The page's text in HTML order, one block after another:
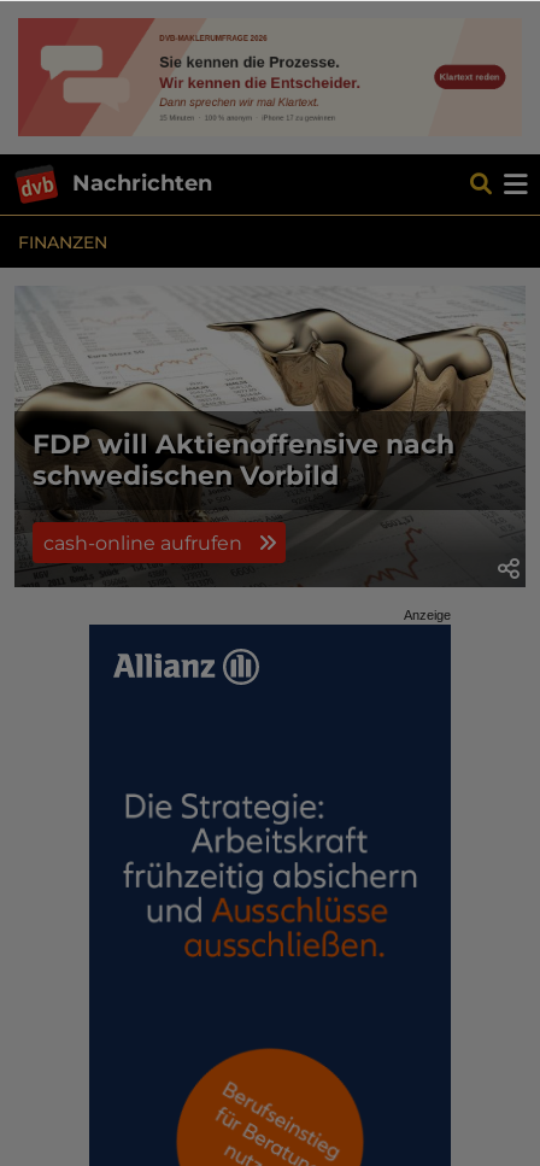
Nachrichten
FINANZEN
FDP will Aktienoffensive nach
schwedischen Vorbild
cash-online aufrufen
Anzeige